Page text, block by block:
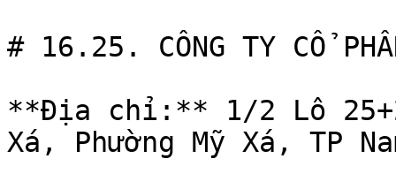
# 16.25. CÔNG TY CỔ
**Địa chỉ:** 1/2 Lô
Xá, Phường Mỹ Xá, TP